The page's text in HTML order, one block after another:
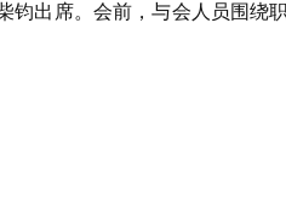
钧出席。会前，与会人员围绕